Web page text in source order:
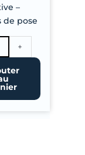
–
de pose
+